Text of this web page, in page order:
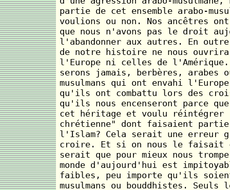
partie de cet ensemble arabo-
voulions ou non. Nos ancêtres
que nous n'avons pas le droit
l'abandonner aux autres. En
de notre histoire ne nous
l'Europe ni celles de l'Amérique.
serons jamais, berbères, arabes
musulmans qui ont envahi
qu'ils ont combattu lors des
qu'ils nous encenseront parce
cet héritage et voulu
chrétienne" dont faisaient
l'Islam? Cela serait une erreur
croire. Et si on nous le faisait
serait que pour mieux nous
monde d'aujourd'hui est
faibles, peu importe qu'ils
musulmans ou bouddhistes.